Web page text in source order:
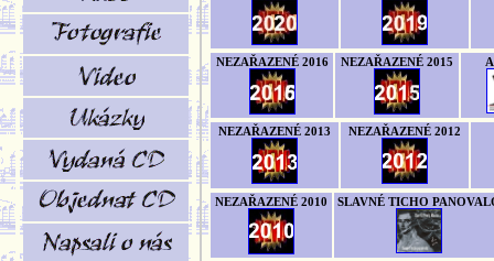
NEZAŘAZENÉ 2016 NEZAŘAZENÉ 2015
NEZAŘAZENÉ 2013 NEZAŘAZENÉ 2012
NEZAŘAZENÉ 2010 SLAVNÉ TICHO